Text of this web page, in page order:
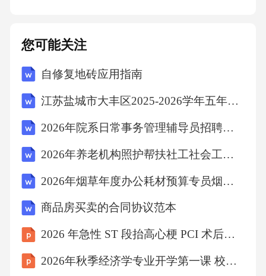
诊护理质量改进项目2项继续教育数据省级会议
与改进措施05护理流程存在的问题建议从流程
优化、信息化建设、培训强化三方面着手高峰
时段候诊时间长患者及家属满意度下降，投诉
工填写，耗时较长急救设备管理有待加强个别
设备维护记录不完整护患沟通技巧需提升年轻
护士沟通能力相对薄弱上述问题影响护理效率
和患者体验，需系统改进人力资源配置挑战人
长，人员编制未同步增加夜班护士工作负荷
您可能关注
自修复地砖应用指南
江苏盐城市大丰区2025-2026学年五年级上学期期末语文试卷（文字版含答案）
2026年院系日常事务管理辅导员招聘考试笔试试题（含答案）
2026年养老机构照护帮扶社工社会工作者招聘考试笔试试题（含答案）
2026年烟草年度办公耗材预算专员烟草公司招聘考试笔试试题（含答案）
商品房买卖的合同协议范本
2026 年急性 ST 段抬高心梗 PCI 术后护理个案
2026年秋季经济学专业开学第一课 校友经验与职业启示讲座方案